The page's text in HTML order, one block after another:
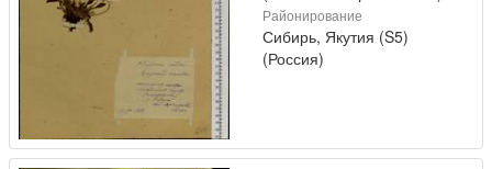
Районирование
Сибирь, Якутия (S5)
(Россия)